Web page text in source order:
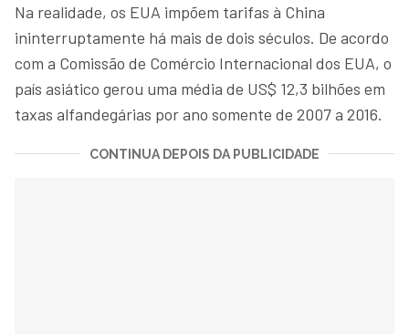
Na realidade, os EUA impõem tarifas à China
ininterruptamente há mais de dois séculos. De acordo
com a Comissão de Comércio Internacional dos EUA, o
país asiático gerou uma média de US$ 12,3 bilhões em
taxas alfandegárias por ano somente de 2007 a 2016.
CONTINUA DEPOIS DA PUBLICIDADE